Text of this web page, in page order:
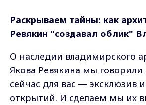
Раскрываем тайны: как
Ревякин "создавал облик"
О наследии владимирского
Якова Ревякина мы говорили
сейчас для вас — эксклюзив
открытий. И сделаем мы их